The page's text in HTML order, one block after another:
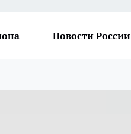
Новости России